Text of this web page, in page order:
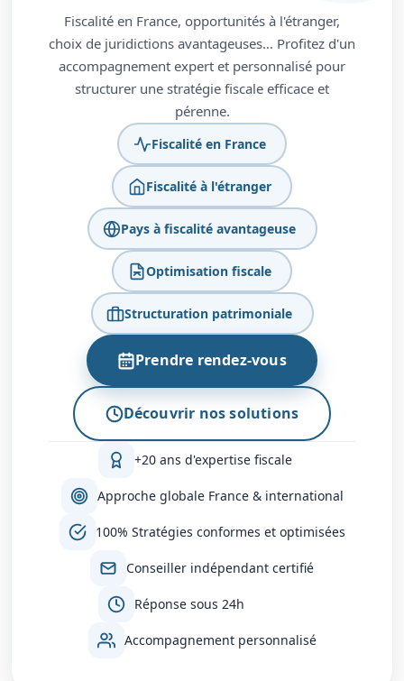
Fiscalité en France, opportunités à l'étranger,
choix de juridictions avantageuses… Profitez d'un
accompagnement expert et personnalisé pour
structurer une stratégie fiscale efficace et
pérenne.
Fiscalité en France
Fiscalité à l'étranger
Pays à fiscalité avantageuse
Optimisation fiscale
Structuration patrimoniale
Prendre rendez-vous
Découvrir nos solutions
+20 ans d'expertise fiscale
Approche globale France & international
100% Stratégies conformes et optimisées
Conseiller indépendant certifié
Réponse sous 24h
Accompagnement personnalisé